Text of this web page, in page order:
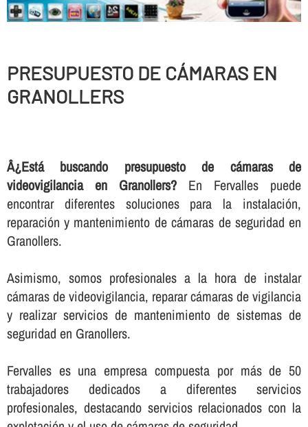
PRESUPUESTO DE CÁMARAS EN
GRANOLLERS
Â¿Está buscando presupuesto de cámaras de
videovigilancia en Granollers?En Fervalles puede
encontrar diferentes soluciones para la instalación,
reparación y mantenimiento de cámaras de seguridad en
Granollers.
Asimismo, somos profesionales a la hora de instalar
cámaras de videovigilancia, reparar cámaras de vigilancia
y realizar servicios de mantenimiento de sistemas de
seguridad en Granollers.
Fervalles es una empresa compuesta por más de 50
trabajadores dedicados a diferentes servicios
profesionales, destacando servicios relacionados con la